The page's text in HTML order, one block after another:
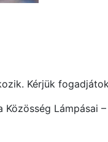
Kérjük
Lámpásai